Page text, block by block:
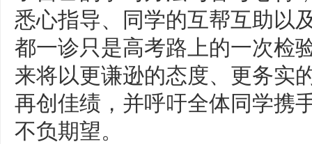
悉心指导、同学的互帮互助以
都一诊只是高考路上的一次检
来将以更谦逊的态度、更务实
再创佳绩，并呼吁全体同学携
不负期望。